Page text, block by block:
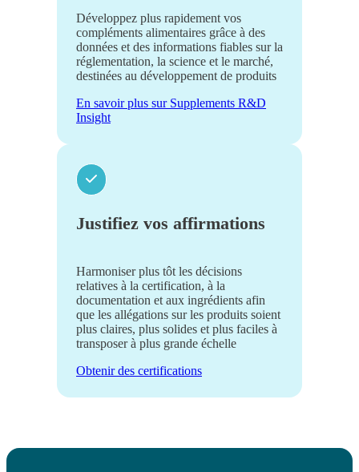
Développez plus rapidement vos
compléments alimentaires grâce à des
données et des informations fiables sur la
réglementation, la science et le marché,
destinées au développement de produits
En savoir plus sur Supplements R&D
Insight
Justifiez vos affirmations
Harmoniser plus tôt les décisions
relatives à la certification, à la
documentation et aux ingrédients afin
que les allégations sur les produits soient
plus claires, plus solides et plus faciles à
transposer à plus grande échelle
Obtenir des certifications